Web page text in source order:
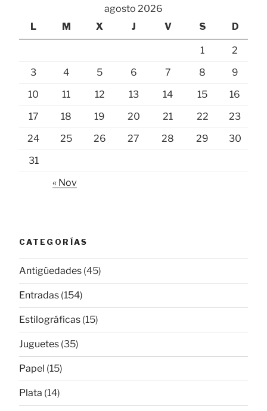
agosto 2026
L
M X J V S D
1
2
3
4 5 6 7 8
9
10
11 12 13 14 15
16
17
18 19 20 21 22
23
24
25 26 27 28 29
30
31
« Nov
CATEGORÍAS
Antigüedades (45)
Entradas (154)
Estilográficas (15)
Juguetes (35)
Papel (15)
Plata (14)